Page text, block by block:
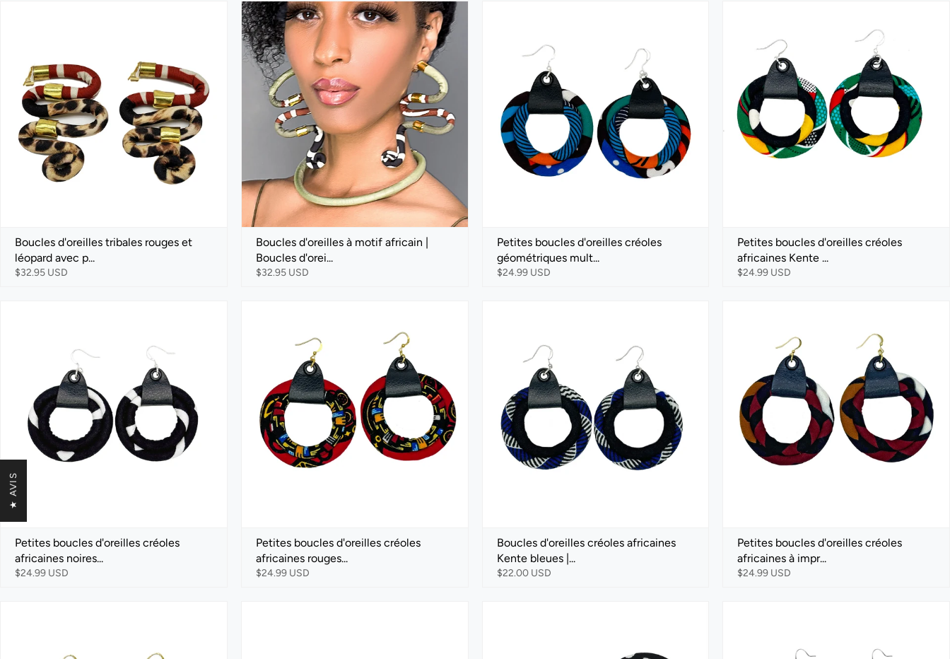
Boucles d'oreilles tribales rouges et
léopard avec p...
$32.95 USD
Boucles d'oreilles à motif africain |
Boucles d'orei...
$32.95 USD
Petites boucles d'oreilles créoles
géométriques mult...
$24.99 USD
Petites boucles d'oreilles créoles
africaines Kente ...
$24.99 USD
Petites boucles d'oreilles créoles
africaines noires...
$24.99 USD
Petites boucles d'oreilles créoles
africaines rouges...
$24.99 USD
Boucles d'oreilles créoles africaines
Kente bleues |...
$22.00 USD
Petites boucles d'oreilles créoles
africaines à impr...
$24.99 USD
★ AVIS